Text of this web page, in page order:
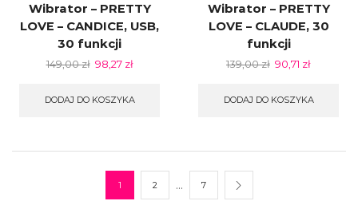
Wibrator – PRETTY
LOVE – CANDICE, USB,
30 funkcji
149,00zł 98,27 zł
DODAJ DO KOSZYKA
Wibrator – PRETTY
LOVE – CLAUDE, 30
funkcji
139,00zł 90,71 zł
DODAJ DO KOSZYKA
1 2 … 7